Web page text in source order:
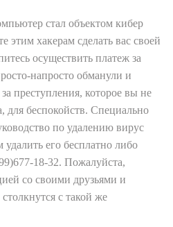
стал объектом кибер
этим хакерам сделать вас своей
осуществить платеж за
напросто обманули и
преступления, которое вы не
для беспокойств. Специально
по удалению вирус
его бесплатно либо
18-32. Пожалуйста,
со своими друзьями и
с такой же